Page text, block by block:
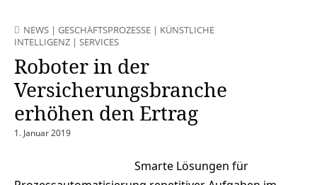
NEWS | GESCHÄFTSPROZESSE | KÜNSTLICHE
INTELLIGENZ | SERVICES
Roboter in der
Versicherungsbranche
erhöhen den Ertrag
1. Januar 2019
Smarte Lösungen für